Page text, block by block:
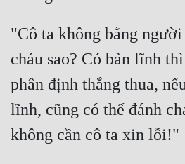
Du Hí
Dã Sử
Dị Giới
"Cô ta không bằng
cháu sao? Có bản lĩnh
phân định thắng thua,
lĩnh, cũng có thể đánh